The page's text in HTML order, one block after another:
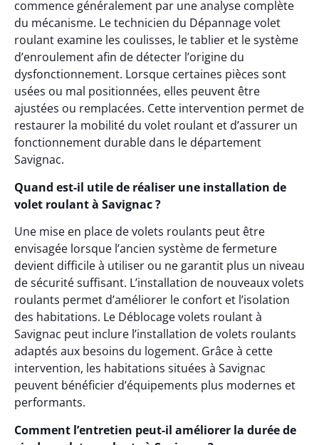
commence généralement par une analyse complète
du mécanisme. Le technicien du Dépannage volet
roulant examine les coulisses, le tablier et le système
d’enroulement afin de détecter l’origine du
dysfonctionnement. Lorsque certaines pièces sont
usées ou mal positionnées, elles peuvent être
ajustées ou remplacées. Cette intervention permet de
restaurer la mobilité du volet roulant et d’assurer un
fonctionnement durable dans le département
Savignac.
Quand est-il utile de réaliser une installation de
volet roulant à Savignac ?
Une mise en place de volets roulants peut être
envisagée lorsque l’ancien système de fermeture
devient difficile à utiliser ou ne garantit plus un niveau
de sécurité suffisant. L’installation de nouveaux volets
roulants permet d’améliorer le confort et l’isolation
des habitations. Le Déblocage volets roulant à
Savignac peut inclure l’installation de volets roulants
adaptés aux besoins du logement. Grâce à cette
intervention, les habitations situées à Savignac
peuvent bénéficier d’équipements plus modernes et
performants.
Comment l’entretien peut-il améliorer la durée de